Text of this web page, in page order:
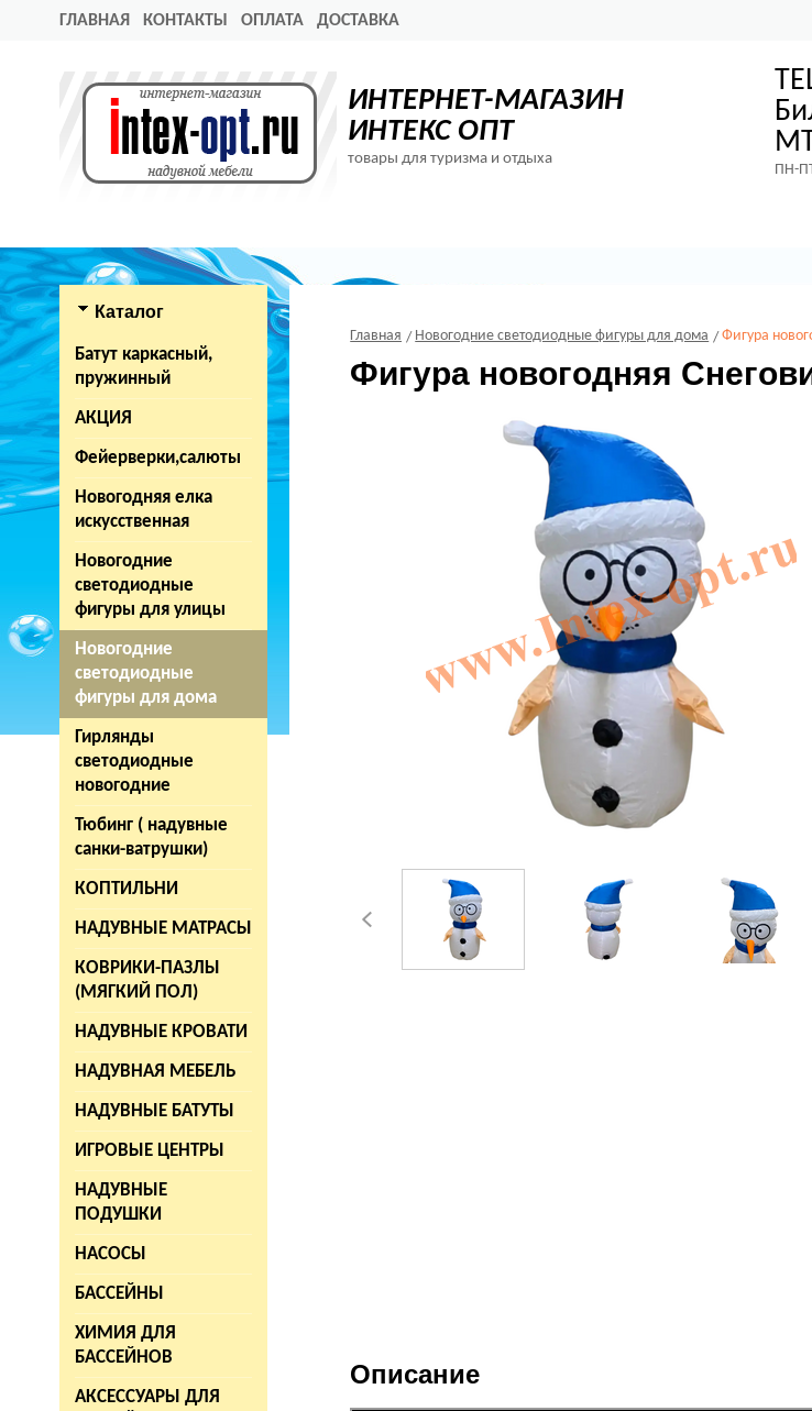
ГЛАВНАЯ КОНТАКТЫ ОПЛАТА ДОСТАВКА
ИНТЕРНЕТ-МАГАЗИН
ИНТЕКС ОПТ
товары для туризма и отдыха
ПН-
Каталог
Батут каркасный,
пружинный
АКЦИЯ
Фейерверки,салюты
Новогодняя елка
искусственная
Новогодние
светодиодные
фигуры для улицы
Новогодние
светодиодные
фигуры для дома
Гирлянды
светодиодные
новогодние
Тюбинг ( надувные
санки-ватрушки)
КОПТИЛЬНИ
НАДУВНЫЕ МАТРАСЫ
КОВРИКИ-ПАЗЛЫ
(МЯГКИЙ ПОЛ)
НАДУВНЫЕ КРОВАТИ
НАДУВНАЯ МЕБЕЛЬ
НАДУВНЫЕ БАТУТЫ
ИГРОВЫЕ ЦЕНТРЫ
НАДУВНЫЕ
ПОДУШКИ
НАСОСЫ
БАССЕЙНЫ
ХИМИЯ ДЛЯ
БАССЕЙНОВ
АКСЕССУАРЫ ДЛЯ
Главная Новогодние светодиодные фигуры для дома Фигура
Фигура новогодняя
Описание